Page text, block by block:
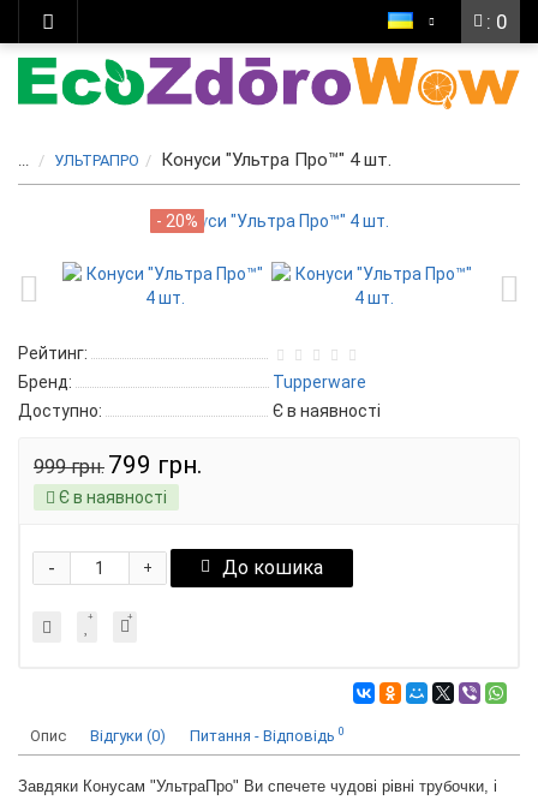
: 0
... УЛЬТРАПРО Конуси "Ультра Про™" 4 шт.
- 20%
Рейтинг:
Бренд:
Tupperware
Доступно:
Є в наявності
999 грн. 799 грн.
Є в наявності
+
- До кошика
Опис Відгуки (0) Питання - Відповідь 0
Завдяки Конусам "УльтраПро" Ви спечете чудові рівні трубочки, і